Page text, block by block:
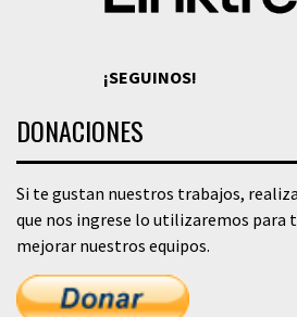
¡SEGUINOS!
DONACIONES
Si te gustan nuestros trabajos,
que nos ingrese lo utilizaremos para
mejorar nuestros equipos.